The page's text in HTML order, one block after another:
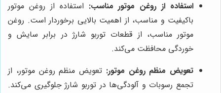
استفاده از روغن موتور مناسب: استفاده از روغن موتور
باکیفیت و مناسب، از اهمیت بالایی برخوردار است. روغن
موتور مناسب، از قطعات توربو شارژ در برابر سایش و
خوردگی محافظت می‌کند.
تعویض منظم روغن موتور: تعویض منظم روغن موتور، از
تجمع رسوبات و آلودگی‌ها در توربو شارژ جلوگیری می‌کند.